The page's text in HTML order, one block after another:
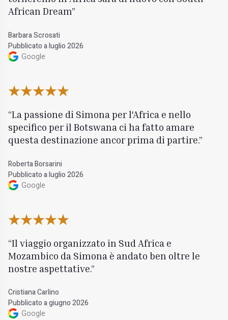
African Dream
Barbara Scrosati
Pubblicato a luglio 2026
Google
La passione di Simona per l'Africa e nello
specifico per il Botswana ci ha fatto amare
questa destinazione ancor prima di partire.
Roberta Borsarini
Pubblicato a luglio 2026
Google
Il viaggio organizzato in Sud Africa e
Mozambico da Simona è andato ben oltre le
nostre aspettative.
Cristiana Carlino
Pubblicato a giugno 2026
Google